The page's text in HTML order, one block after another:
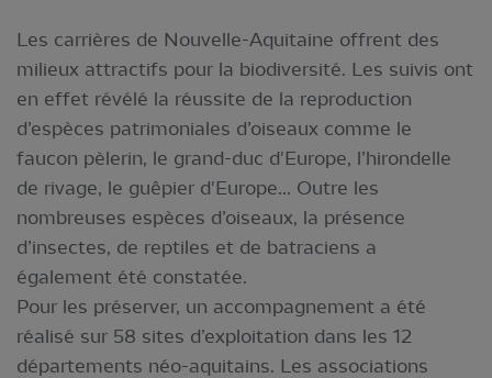
Les carrières de Nouvelle-Aquitaine offrent des
milieux attractifs pour la biodiversité. Les suivis ont
en effet révélé la réussite de la reproduction
d’espèces patrimoniales d’oiseaux comme le
faucon pèlerin, le grand-duc d'Europe, l’hirondelle
de rivage, le guêpier d'Europe... Outre les
nombreuses espèces d’oiseaux, la présence
d’insectes, de reptiles et de batraciens a
également été constatée.
Pour les préserver, un accompagnement a été
réalisé sur 58 sites d’exploitation dans les 12
départements néo-aquitains. Les associations